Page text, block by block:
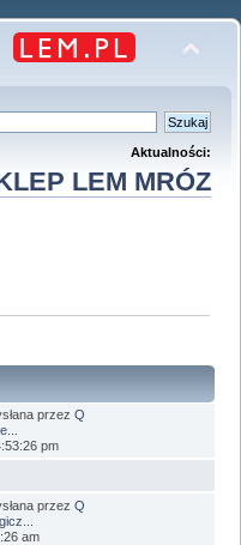
Aktualności:
LEM MRÓZ
przezQ
pm
przezQ
am